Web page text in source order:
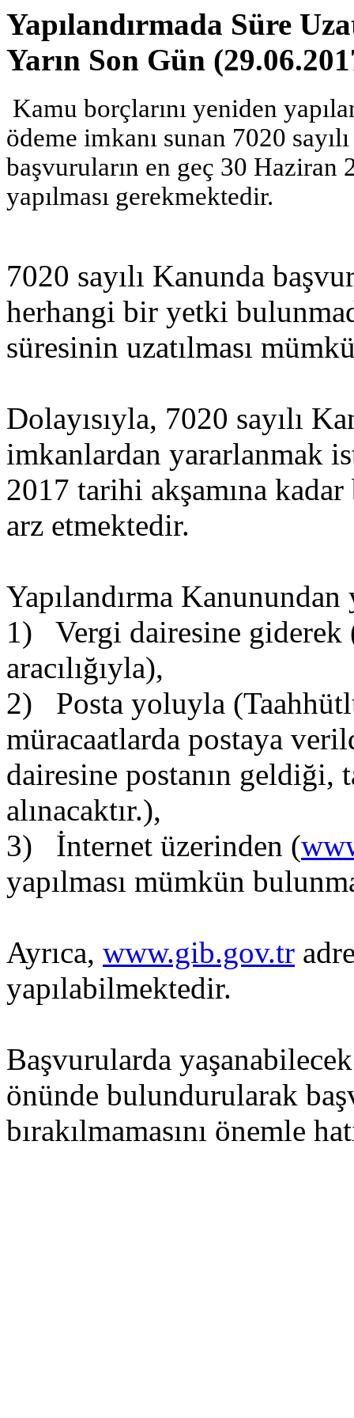
Yapılandırmada Süre
Yarın Son Gün
Kamu borçlarını yeniden
ödeme imkanı sunan 7020
başvuruların en geç 30 Haziran
yapılması gerekmektedir.
7020 sayılı Kanunda
herhangi bir yetki
süresinin uzatılması
Dolayısıyla, 7020 sayılı
imkanlardan yararlanmak
2017 tarihi akşamına kadar
arz etmektedir.
Yapılandırma
1) Vergi dairesine giderek
aracılığıyla),
2) Posta yoluyla
müracaatlarda postaya
dairesine postanın
alınacaktır.),
3) İnternet üzerinden (
yapılması mümkün
Ayrıca, www.gib.gov.tr
yapılabilmektedir.
Başvurularda
önünde bulundurularak
bırakılmamasını önemle